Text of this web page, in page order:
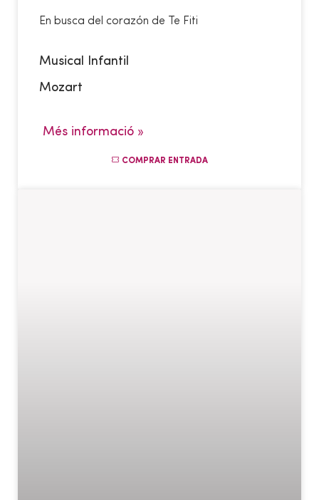
En busca del corazón de Te Fiti
Musical Infantil
Mozart
Més informació »
COMPRAR ENTRADA